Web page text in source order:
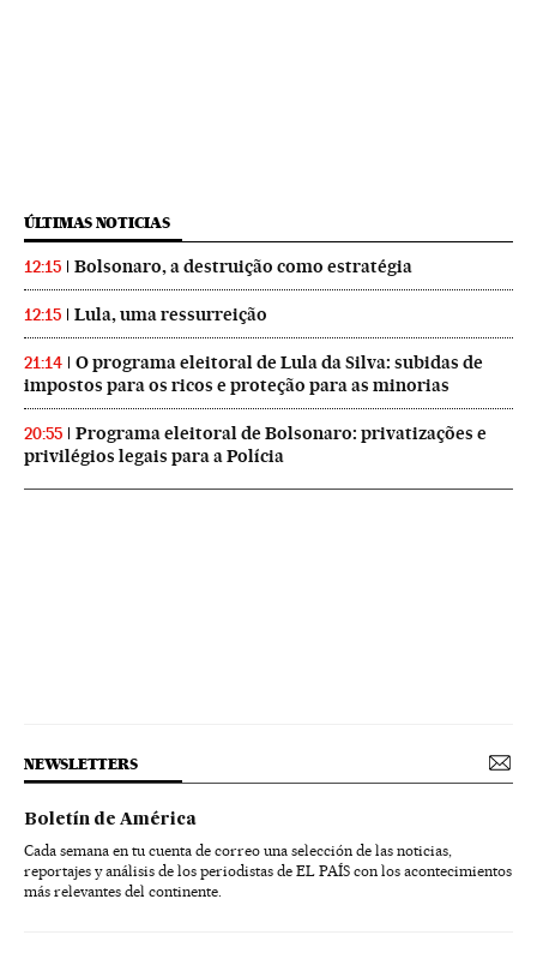
ÚLTIMAS NOTICIAS
12:15 Bolsonaro, a destruição como estratégia
12:15 Lula, uma ressurreição
21:14
O programa eleitoral de Lula da Silva: subidas de
impostos para os ricos e proteção para as minorias
20:55
Programa eleitoral de Bolsonaro: privatizações e
privilégios legais para a Polícia
NEWSLETTERS
Boletín de América
Cada semana en tu cuenta de correo una selección de las noticias,
reportajes y análisis de los periodistas de EL PAÍS con los acontecimientos
más relevantes del continente.